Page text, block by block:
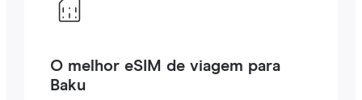
O melhor eSIM de viagem para
Baku